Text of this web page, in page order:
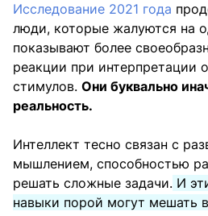
Исследование 2021 года
люди, которые жалуются на
показывают более
реакции при интерпретации
стимулов. Они буквально
реальность.
Интеллект тесно связан с
мышлением, способностью
решать сложные задачи. И
навыки порой могут мешать